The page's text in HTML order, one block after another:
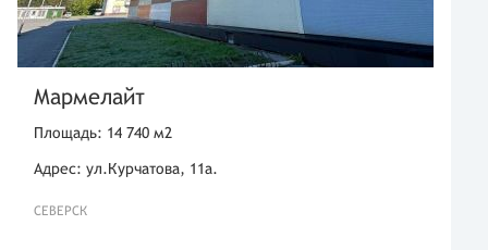
Мармелайт
Площадь: 14 740 м2
Адрес: ул.Курчатова, 11а.
СЕВЕРСК